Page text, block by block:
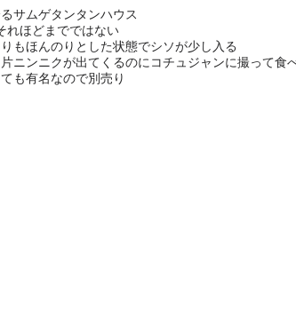
サムゲタンタンハウス
れほどまでではない
もほんのりとした状態でシソが少し入る
ニンニクが出てくるのにコチュジャンに撮って
も有名なので別売り